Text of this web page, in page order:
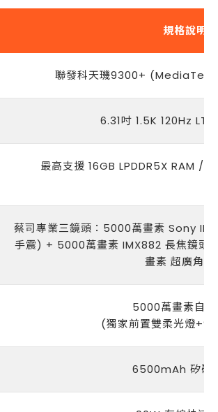
規格說明
聯發科天璣9300+
6.31吋 1.5K 120Hz
最高支援 16GB LPDDR5X RAM /
蔡司專業三鏡頭：5000萬畫素 Sony
手震) + 5000萬畫素 IMX882 長焦鏡頭
畫素 超廣角鏡
5000萬畫素自
(獨家前置雙柔光燈
6500mAh 矽碳